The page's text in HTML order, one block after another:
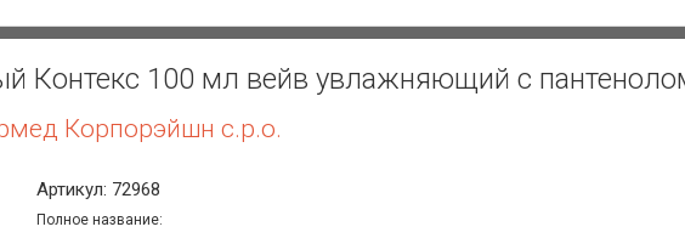
Контекс 100 мл вейв увлажняющий с
Корпорэйшн с.р.о.
Артикул: 72968
Полное название: